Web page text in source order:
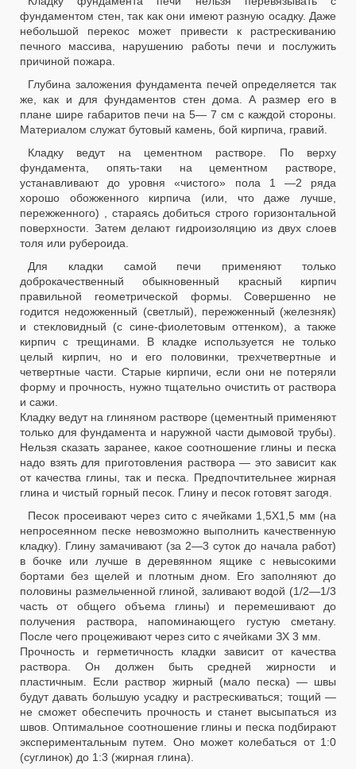
фундаментом стен, так как они имеют разную осадку. Даже
небольшой перекос может привести к растрескиванию
печного массива, нарушению работы печи и послужить
причиной пожара.
Глубина заложения фундамента печей определяется так
же, как и для фундаментов стен дома. А размер его в
плане шире габаритов печи на 5— 7 см с каждой стороны.
Материалом служат бутовый камень, бой кирпича, гравий.
Кладку ведут на цементном растворе. По верху
фундамента, опять-таки на цементном растворе,
устанавливают до уровня «чистого» пола 1 —2 ряда
хорошо обожженного кирпича (или, что даже лучше,
пережженного) , стараясь добиться строго горизонтальной
поверхности. Затем делают гидроизоляцию из двух слоев
толя или рубероида.
Для кладки самой печи применяют только
доброкачественный обыкновенный красный кирпич
правильной геометрической формы. Совершенно не
годится недожженный (светлый), пережженный (железняк)
и стекловидный (с сине-фиолетовым оттенком), а также
кирпич с трещинами. В кладке используется не только
целый кирпич, но и его половинки, трехчетвертные и
четвертные части. Старые кирпичи, если они не потеряли
форму и прочность, нужно тщательно очистить от раствора
и сажи.
Кладку ведут на глиняном растворе (цементный применяют
только для фундамента и наружной части дымовой трубы).
Нельзя сказать заранее, какое соотношение глины и песка
надо взять для приготовления раствора — это зависит как
от качества глины, так и песка. Предпочтительнее жирная
глина и чистый горный песок. Глину и песок готовят загодя.
Песок просеивают через сито с ячейками 1,5X1,5 мм (на
непросеянном песке невозможно выполнить качественную
кладку). Глину замачивают (за 2—3 суток до начала работ)
в бочке или лучше в деревянном ящике с невысокими
бортами без щелей и плотным дном. Его заполняют до
половины размельченной глиной, заливают водой (1/2—1/3
часть от общего объема глины) и перемешивают до
получения раствора, напоминающего густую сметану.
После чего процеживают через сито с ячейками ЗХ 3 мм.
Прочность и герметичность кладки зависит от качества
раствора. Он должен быть средней жирности и
пластичным. Если раствор жирный (мало песка) — швы
будут давать большую усадку и растрескиваться; тощий —
не сможет обеспечить прочность и станет высыпаться из
швов. Оптимальное соотношение глины и песка подбирают
экспериментальным путем. Оно может колебаться от 1:0
(суглинок) до 1:3 (жирная глина).